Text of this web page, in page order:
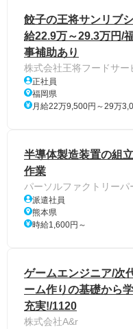
餃子の王将サンリブ
給22.9万～29.3万円/
事補助あり
株式会社王将フードサー
正社員
福岡県
月給22万9,500円～29万
半導体製造装置の組
作業
パーソルファクトリー
派遣社員
熊本県
時給1,600円～
ゲームエンジニア/次
ーム作りの基礎から
充実!/1120
株式会社A&r